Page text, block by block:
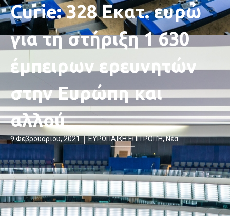
Curie: 328 Εκατ. ευρώ
για τη στήριξη 1 630
έμπειρων ερευνητών
στην Ευρώπη και
αλλού
9 Φεβρουαρίου, 2021 ΕΥΡΩΠΑΪΚΗ ΕΠΙΤΡΟΠΉ,Νέα